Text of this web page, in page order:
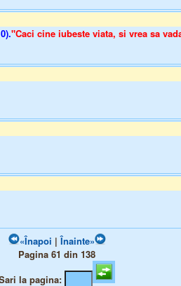
"Caci cine iubeste viata, si vrea sa
«Înapoi |Înainte»
Pagina 61 din 138
la pagina: